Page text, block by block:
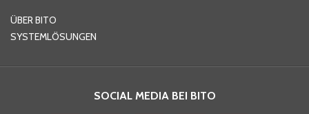
ÜBER BITO
SYSTEMLÖSUNGEN
SOCIAL MEDIA BEI BITO